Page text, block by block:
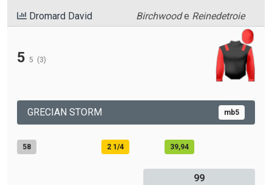
Dromard David Birchwoode Reinedetroie
5 5 (3)
GRECIAN STORM mb5
58 2 1/4 39,94
99